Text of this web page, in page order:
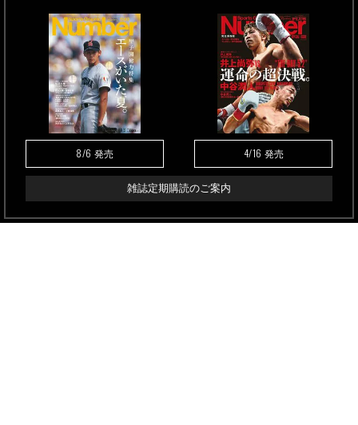
8/6 発売 4/16 発売
雑誌定期購読のご案内